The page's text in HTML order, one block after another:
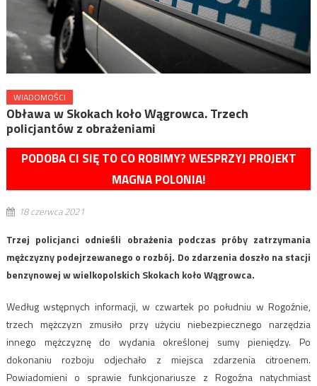
WIADOMOŚCI
Obława w Skokach koło Wągrowca. Trzech
policjantów z obrażeniami
PODOBA CI SIĘ TO CO ROBIMY? WESPRZYJ PROJEKT
MAGNA POLONIA!
18 czerwca 2021
Trzej policjanci odnieśli obrażenia podczas próby zatrzymania
mężczyzny podejrzewanego o rozbój. Do zdarzenia doszło na stacji
benzynowej w wielkopolskich Skokach koło Wągrowca.
Według wstępnych informacji, w czwartek po południu w Rogoźnie,
trzech mężczyzn zmusiło przy użyciu niebezpiecznego narzędzia
innego mężczyznę do wydania określonej sumy pieniędzy. Po
dokonaniu rozboju odjechało z miejsca zdarzenia citroenem.
Powiadomieni o sprawie funkcjonariusze z Rogoźna natychmiast